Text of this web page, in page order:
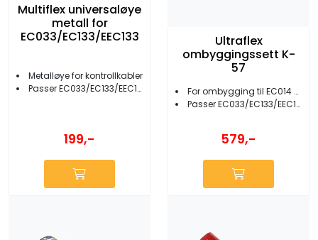
Multiflex universaløye
metall for
EC033/EC133/EEC133
Metalløye for kontrollkabler
Passer EC033/EC133/EEC133
199,-
Ultraflex
ombyggingssett K-
57
For ombygging til EC014 kabel
Passer EC033/EC133/EEC133/EC005
579,-